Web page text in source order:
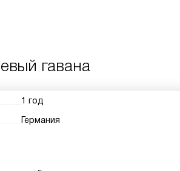
гавана
1 год
Германия